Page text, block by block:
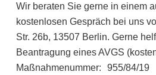
Wir beraten Sie gerne in einem
kostenlosen Gespräch bei uns
Str. 26b, 13507 Berlin. Gerne
Beantragung eines AVGS
Maßnahmenummer: 955/84/19